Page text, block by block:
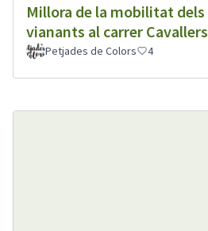
Millora de la mobilitat dels
vianants al carrer Cavallers
Petjades de Colors 4